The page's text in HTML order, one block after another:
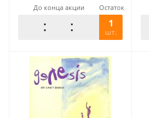
До конца акции Остаток
1
шт.